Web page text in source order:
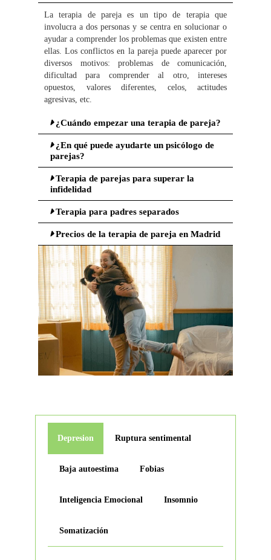
La terapia de pareja es un tipo de terapia que
involucra a dos personas y se centra en solucionar o
ayudar a comprender los problemas que existen entre
ellas. Los conflictos en la pareja puede aparecer por
diversos motivos: problemas de comunicación,
dificultad para comprender al otro, intereses
opuestos, valores diferentes, celos, actitudes
agresivas, etc.
¿Cuándo empezar una terapia de pareja?
¿En qué puede ayudarte un psicólogo de
parejas?
Terapia de parejas para superar la
infidelidad
Terapia para padres separados
Precios de la terapia de pareja en Madrid
Depresion Ruptura sentimental
Baja autoestima Fobias
Inteligencia Emocional Insomnio
Somatización